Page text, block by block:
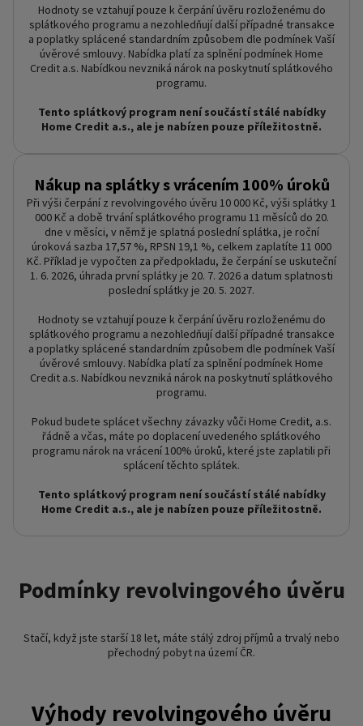
Hodnoty se vztahují pouze k čerpání úvěru rozloženému do
splátkového programu a nezohledňují další případné transakce
a poplatky splácené standardním způsobem dle podmínek Vaší
úvěrové smlouvy. Nabídka platí za splnění podmínek Home
Credit a.s. Nabídkou nevzniká nárok na poskytnutí splátkového
programu.
Tento splátkový program není součástí stálé nabídky
Home Credit a.s., ale je nabízen pouze příležitostně.
Nákup na splátky s vrácením 100% úroků
Při výši čerpání z revolvingového úvěru 10 000 Kč, výši splátky 1
000 Kč a době trvání splátkového programu 11 měsíců do 20.
dne v měsíci, v němž je splatná poslední splátka, je roční
úroková sazba 17,57 %, RPSN 19,1 %, celkem zaplatíte 11 000
Kč. Příklad je vypočten za předpokladu, že čerpání se uskuteční
1. 6. 2026, úhrada první splátky je 20. 7. 2026 a datum splatnosti
poslední splátky je 20. 5. 2027.
Hodnoty se vztahují pouze k čerpání úvěru rozloženému do
splátkového programu a nezohledňují další případné transakce
a poplatky splácené standardním způsobem dle podmínek Vaší
úvěrové smlouvy. Nabídka platí za splnění podmínek Home
Credit a.s. Nabídkou nevzniká nárok na poskytnutí splátkového
programu.
Pokud budete splácet všechny závazky vůči Home Credit, a.s.
řádně a včas, máte po doplacení uvedeného splátkového
programu nárok na vrácení 100% úroků, které jste zaplatili při
splácení těchto splátek.
Tento splátkový program není součástí stálé nabídky
Home Credit a.s., ale je nabízen pouze příležitostně.
Podmínky revolvingového úvěru
Stačí, když jste starší 18 let, máte stálý zdroj příjmů a trvalý nebo
přechodný pobyt na území ČR.
Výhody revolvingového úvěru